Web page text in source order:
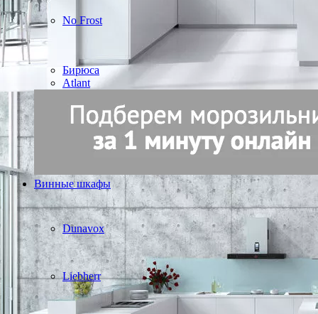
No Frost
Бирюса
Atlant
Винные шкафы
Dunavox
Liebherr